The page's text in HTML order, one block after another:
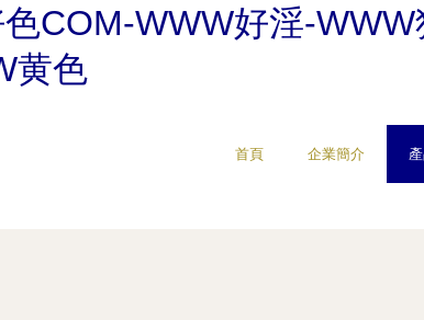
COM-WWW好淫-
黄色
首頁 企業簡介